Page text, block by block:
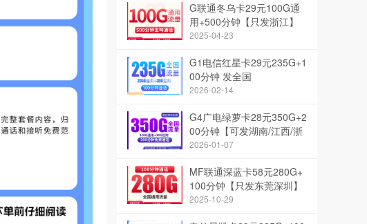
G联通冬乌卡29元100G通
用+500分钟【只发浙江】
【长期会员】
2025-04-23
G1电信红星卡29元235G+1
00分钟 发全国
2026-02-14
G4广电绿萝卡28元350G+2
00分钟【可发湖南/江西/浙
江/陕西/广西】
2026-01-07
MF联通深蓝卡58元280G+
100分钟【只发东莞深圳】
2025-10-29